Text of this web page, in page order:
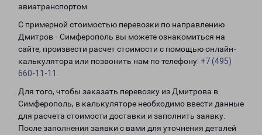
авиатранспортом.
С примерной стоимостью перевозки по направлению
Дмитров - Симферополь вы можете ознакомиться на
сайте, произвести расчет стоимости с помощью онлайн-
калькулятора или позвонить нам по телефону: +7 (495)
660-11-11
Для того, чтобы заказать перевозку из Дмитрова в
Симферополь, в калькуляторе необходимо ввести данные
для расчета стоимости доставки и заполнить заявку.
После заполнения заявки с вами для уточнения деталей